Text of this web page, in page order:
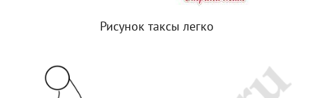
Рисунок таксы легко